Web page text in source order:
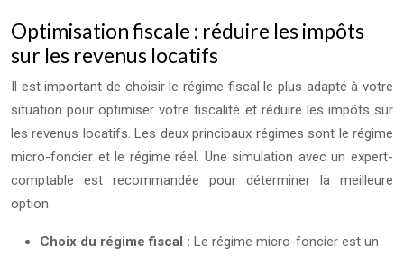
Optimisation fiscale : réduire les impôts
sur les revenus locatifs
Il est important de choisir le régime fiscal le plus adapté à votre
situation pour optimiser votre fiscalité et réduire les impôts sur
les revenus locatifs. Les deux principaux régimes sont le régime
micro-foncier et le régime réel. Une simulation avec un expert-
comptable est recommandée pour déterminer la meilleure
option.
Choix du régime fiscal : Le régime micro-foncier est un